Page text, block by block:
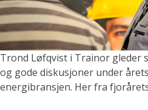
Trond Løfqvist i Trainor gleder
og gode diskusjoner under
energibransjen. Her fra